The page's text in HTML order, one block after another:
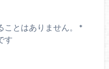
とはありません。
*
す